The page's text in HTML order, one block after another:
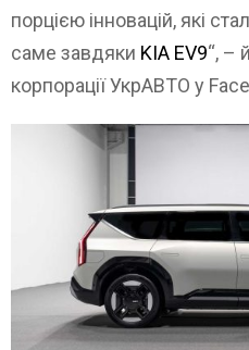
порцією інновацій, які
саме завдяки KIA EV9“, –
корпорації УкрАВТО у